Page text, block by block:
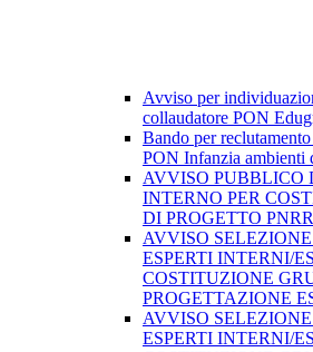
Avviso per
collaudatore PON
Bando per
PON Infanzia ambienti
AVVISO PUBBLICO
INTERNO PER
DI PROGETTO PNRR
AVVISO
ESPERTI INTERNI/
COSTITUZIONE
PROGETTAZIONE
AVVISO
ESPERTI INTERNI/